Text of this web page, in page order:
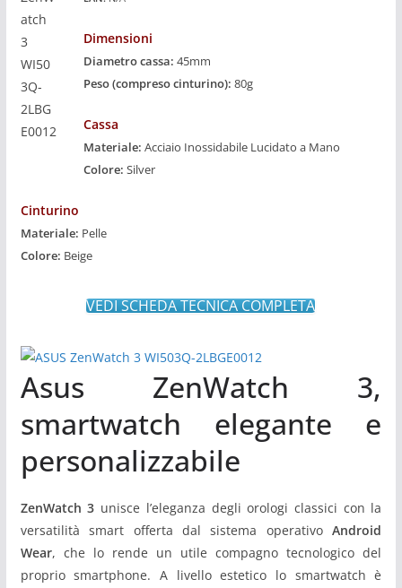
Dimensioni
Diametro cassa: 45mm
Peso (compreso cinturino): 80g
Cassa
Materiale: Acciaio Inossidabile Lucidato a Mano
Colore: Silver
Cinturino
Materiale: Pelle
Colore: Beige
VEDI SCHEDA TECNICA COMPLETA
Asus ZenWatch 3,
smartwatch elegante e
personalizzabile
ZenWatch 3 unisce l’eleganza degli orologi classici con la
versatilità smart offerta dal sistema operativoAndroid
Wear, che lo rende un utile compagno tecnologico del
proprio smartphone. A livello estetico lo smartwatch è